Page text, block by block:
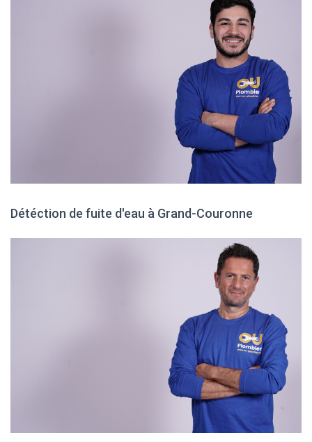
Détéction de fuite d'eau à Grand-Couronne